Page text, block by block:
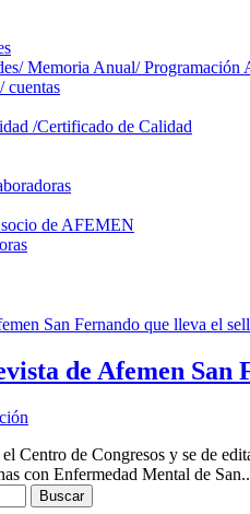
Memoria Anual/ Programación
cuentas
/Certificado de Calidad
de AFEMEN
de Afemen San
Centro de Congresos y se de
con Enfermedad Mental de